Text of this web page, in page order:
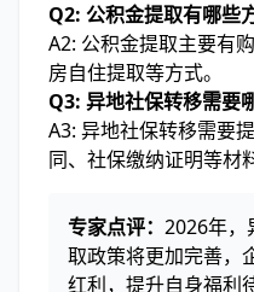
Q2: 公积金提取有哪些
A2: 公积金提取主要有
房自住提取等方式。
Q3: 异地社保转移需要
A3: 异地社保转移需要
同、社保缴纳证明等材
专家点评： 2026年，
取政策将更加完善，
红利，提升自身福利